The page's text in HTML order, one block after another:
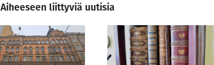
Aiheeseen liittyviä uutisia